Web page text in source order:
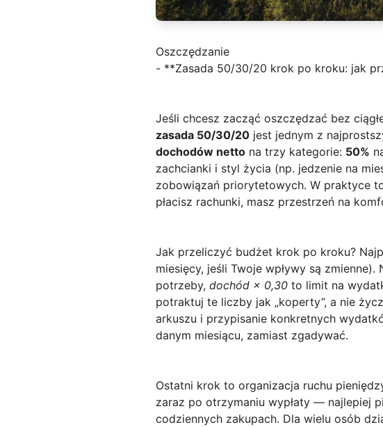
Oszczędzanie
- **Zasada 50/30/20 krok po kroku: jak
Jeśli chcesz zacząć oszczędzać bez
zasada 50/30/20 jest jednym z
dochodów netto na trzy kategorie: 50%
zachcianki i styl życia (np. jedzenie na
zobowiązań priorytetowych. W praktyce
płacisz rachunki, masz przestrzeń na
Jak przeliczyć budżet krok po kroku?
miesięcy, jeśli Twoje wpływy są
potrzeby, dochód × 0,30 to limit na
potraktuj te liczby jak „koperty”, a nie
arkuszu i przypisanie konkretnych
danym miesiącu, zamiast zgadywać.
Ostatni krok to organizacja ruchu
zaraz po otrzymaniu wypłaty — najlepiej
codziennych zakupach. Dla wielu osób